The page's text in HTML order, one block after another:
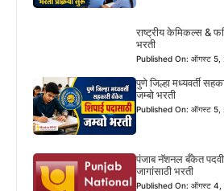
राष्ट्रीय केमिकल्स &
भरती
Published On: ऑगस्ट 5,
पुणे जिल्हा मध्यवर्ती
जम्बो भरती
Published On: ऑगस्ट 5,
पंजाब नॅशनल बँकेत
जागांसाठी भरती
Published On: ऑगस्ट 4,